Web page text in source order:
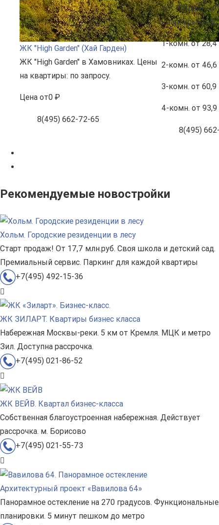
ЖК "High Garden" (Хай Гарден)
ЖК "High Garden" в Хамовниках. Цены
на квартиры: по запросу.
Цена от0 ₽
8(495) 662-72-65
ЖК
квартиры от
1-комн.от 28,4
2-комн. от 46,6
3-комн. от 60,9
4-комн. от 93,9
8(495)
Рекомендуемые новостройки
Хольм. Городские резиденции в лесу
Старт продаж! От 17,7 млн.руб. Своя школа и детский сад.
Премиальный сервис. Паркинг для каждой квартиры
+7(495) 492-15-36
ЖК ЗИЛАРТ. Квартиры бизнес класса
Набережная Москвы-реки. 5 км от Кремля. МЦК и метро
Зил. Доступна рассрочка.
+7(495) 021-86-52
ЖК ВЕЙВ. Квартал бизнес-класса
Собственная благоустроенная набережная. Действует
рассрочка. м. Борисово
+7(495) 021-55-73
Архитектурный проект «Вавилова 64»
Панорамное остекление на 270 градусов. Функциональные
планировки. 5 минут пешком до метро